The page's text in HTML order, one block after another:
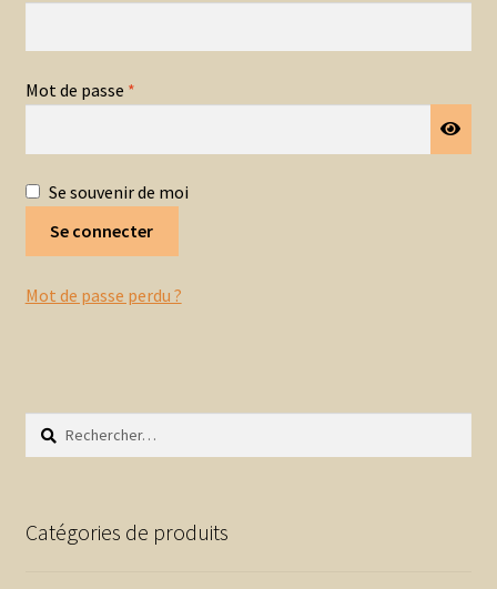
Mot de passe *Obligatoire
Se souvenir de moi
Se connecter
Mot de passe perdu ?
Rechercher :
Catégories de produits